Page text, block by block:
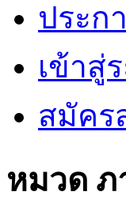
ประก
เข้าสู่
สมัคร
หมวด